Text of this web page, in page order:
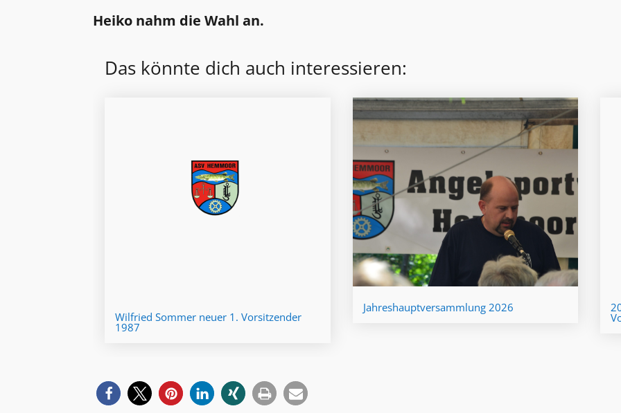
Heiko nahm die Wahl an.
Das könnte dich auch interessieren:
Wilfried Sommer neuer 1. Vorsitzender
1987
Jahreshauptversammlung 2026